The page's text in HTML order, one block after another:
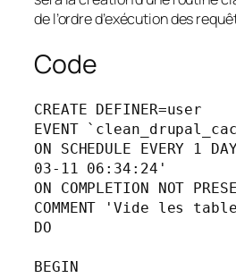
de l’ordre d’exécution des
Code
CREATE DEFINER=user
EVENT
ON SCHEDULE EVERY 1
03-11 06:34:24'
ON COMPLETION NOT
COMMENT 'Vide les
DO
BEGIN